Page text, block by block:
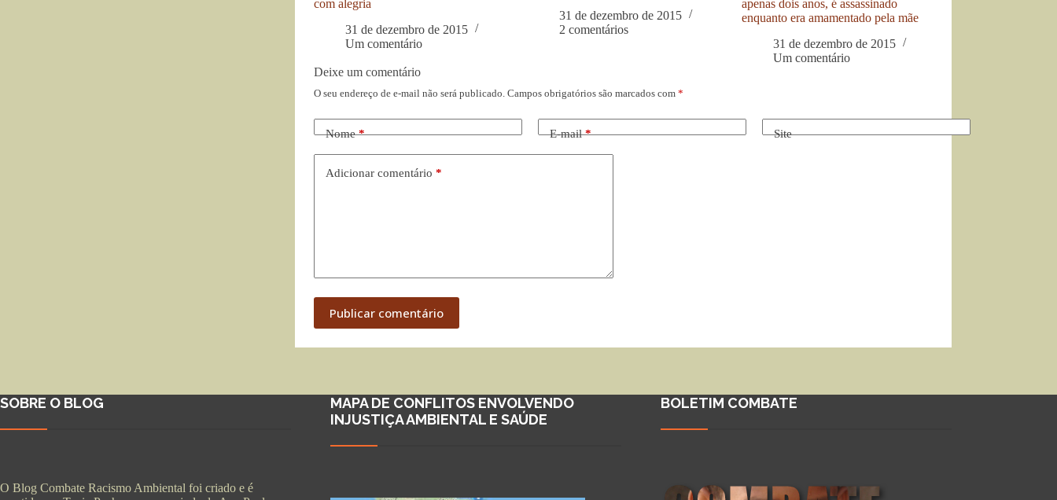
com alegria
31 de dezembro de 2015
Um comentário
31 de dezembro de 2015
2 comentários
apenas dois anos, é assassinado
enquanto era amamentado pela mãe
31 de dezembro de 2015
Um comentário
Deixe um comentário
O seu endereço de e-mail não será publicado. Campos obrigatórios são marcados com *
Nome* E-mail* Site
Adicionar comentário *
Publicar comentário
SOBRE O BLOG
O Blog Combate Racismo Ambiental foi criado e é
MAPA DE CONFLITOS ENVOLVENDO
INJUSTIÇA AMBIENTAL E SAÚDE
BOLETIM COMBATE